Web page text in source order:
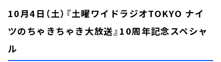
10月4日（土）『土曜ワイドラジオTOKYO ナイ
ツのちゃきちゃき大放送』10周年記念スペシャ
ル